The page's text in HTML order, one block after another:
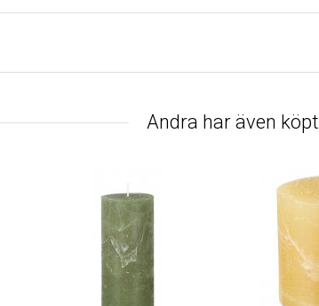
Andra har även köpt